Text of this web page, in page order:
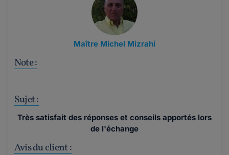
Maître Michel Mizrahi
Note :
Sujet :
Très satisfait des réponses et conseils apportés lors
de l'échange
Avis du client :